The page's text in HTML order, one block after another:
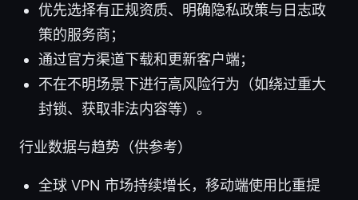
优先选择有正规资质、明确隐私政策与日志政
策的服务商；
通过官方渠道下载和更新客户端；
不在不明场景下进行高风险行为（如绕过重大
封锁、获取非法内容等）。
行业数据与趋势（供参考）
全球 VPN 市场持续增长，移动端使用比重提